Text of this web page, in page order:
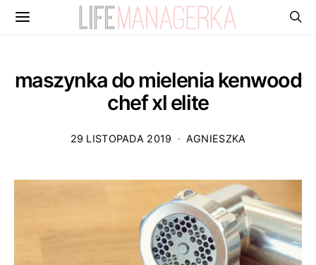
maszynka do mielenia kenwood
chef xl elite
29 LISTOPADA 2019 AGNIESZKA